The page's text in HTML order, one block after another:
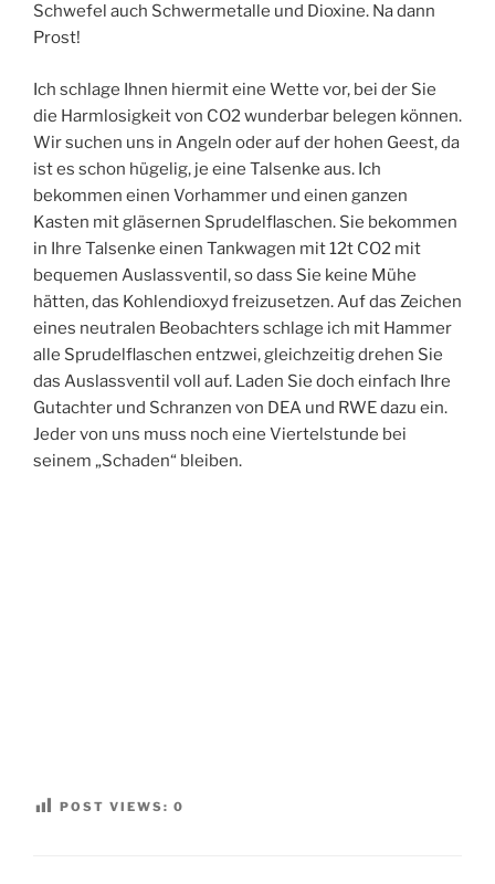
Schwefel auch Schwermetalle und Dioxine. Na dann
Prost!
Ich schlage Ihnen hiermit eine Wette vor, bei der Sie
die Harmlosigkeit von CO2 wunderbar belegen können.
Wir suchen uns in Angeln oder auf der hohen Geest, da
ist es schon hügelig, je eine Talsenke aus. Ich
bekommen einen Vorhammer und einen ganzen
Kasten mit gläsernen Sprudelflaschen. Sie bekommen
in Ihre Talsenke einen Tankwagen mit 12t CO2 mit
bequemen Auslassventil, so dass Sie keine Mühe
hätten, das Kohlendioxyd freizusetzen. Auf das Zeichen
eines neutralen Beobachters schlage ich mit Hammer
alle Sprudelflaschen entzwei, gleichzeitig drehen Sie
das Auslassventil voll auf. Laden Sie doch einfach Ihre
Gutachter und Schranzen von DEA und RWE dazu ein.
Jeder von uns muss noch eine Viertelstunde bei
seinem „Schaden“ bleiben.
POST VIEWS: 0